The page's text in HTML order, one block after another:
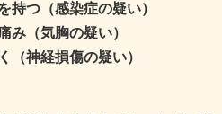
持つ（感染症の疑い）
み（気胸の疑い）
（神経損傷の疑い）